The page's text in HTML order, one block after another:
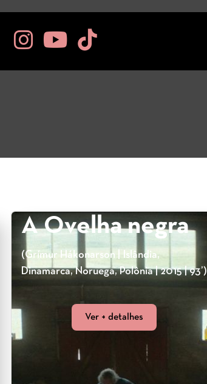
A Ovelha negra
(Grímur Hákonarson | Islândia,
Dinamarca, Noruega, Polônia | 2015 | 93’)
Ver + detalhes